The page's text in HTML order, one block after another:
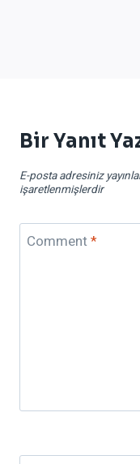
Bir Yanıt
E-posta adresiniz
işaretlenmişlerdir
Comment*